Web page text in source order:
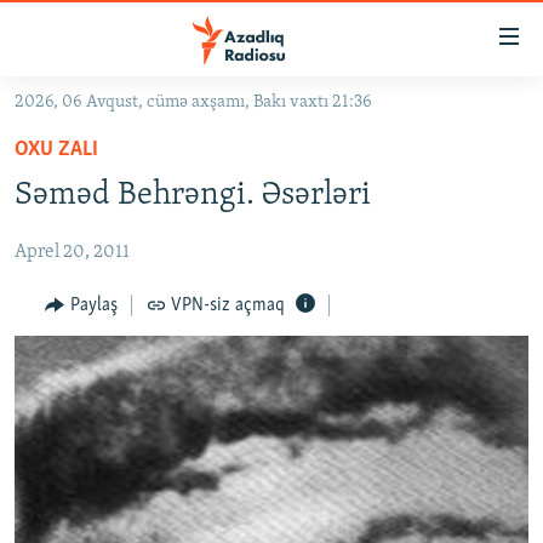
Əsas
qayıt
Əsas
qayıt
#ƏSLINDƏ
FƏRQƏ BAX
QANUNI DOĞRU
ARAŞDIRMA
MULTIMEDIA
FOTOQALEREYA
OXU ZALI
HAQQIMIZDA
2026, 06 Avqust, cümə axşamı, Bakı vaxtı 21:36
OXU ZALI
Səməd Behrəngi. Əsərləri
Aprel 20, 2011
Paylaş VPN-siz açmaq